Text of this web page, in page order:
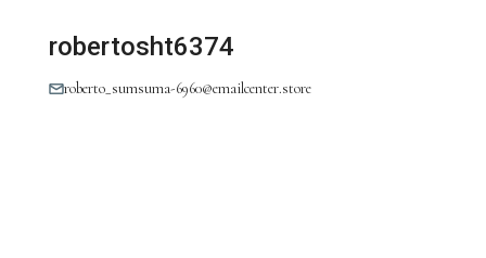
robertosht6374
roberto_sumsuma-6960@emailcenter.store